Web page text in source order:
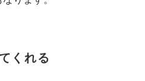
くれる